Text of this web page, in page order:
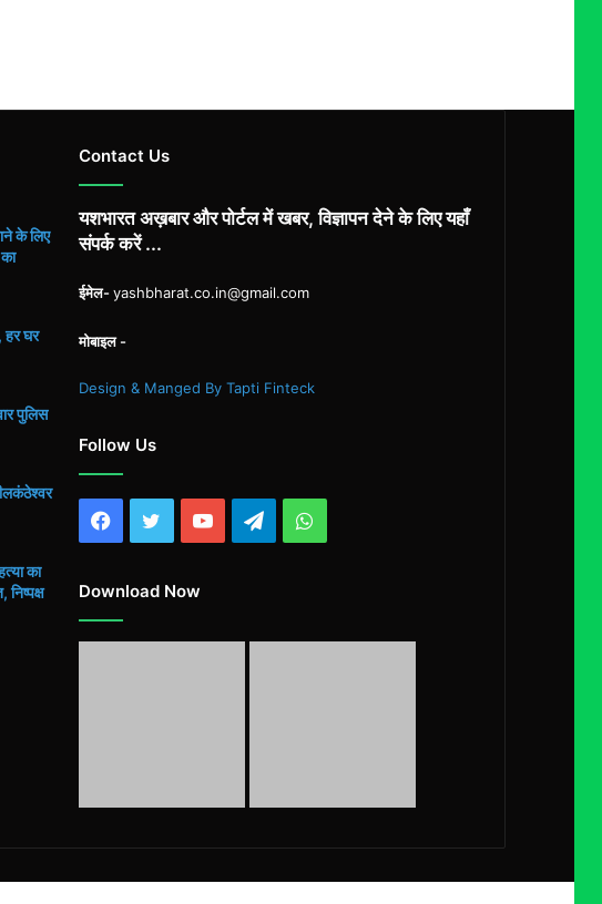
के लिए
हर घर
पुलिस
का
Contact Us
यशभारत अख़बार और पोर्टल में खबर, विज्ञापन देने के लिए यहाँ
संपर्क करें ...
ईमेल-yashbharat.co.in@gmail.com
मोबाइल -
Design & Manged By Tapti Finteck
Follow Us
Facebook
TwitterYouTubeTelegramWhatsApp
Download Now